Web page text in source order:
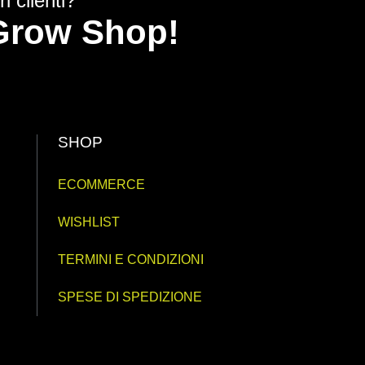
Shop!
SHOP
ECOMMERCE
WISHLIST
TERMINI E CONDIZIONI
SPESE DI SPEDIZIONE